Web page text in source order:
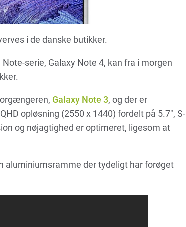
i de danske butikker.
serie, Galaxy Note 4, kan fra i morgen
Galaxy Note 3, og der er
opløsning (2550 x 1440) fordelt på 5.7″, S-
og nøjagtighed er optimeret, ligesom at
aluminiumsramme der tydeligt har forøget